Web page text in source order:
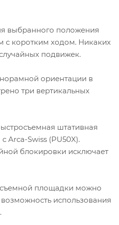
выбранного положения
коротким ходом. Никаких
подвижек.
ориентации в
три вертикальных
штативная
Arca-Swiss (PU50X).
блокировки исключает
площадки можно
использования